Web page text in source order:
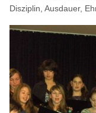
Disziplin, Ausdauer,